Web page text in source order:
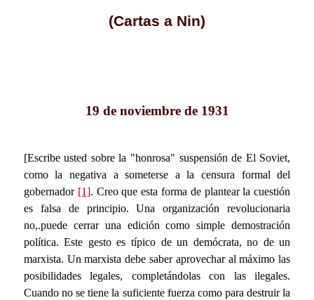
(Cartas a Nin)
19 de noviembre de 1931
[Escribe usted sobre la "honrosa" suspensión de El Soviet,
como la negativa a someterse a la censura formal del
gobernador [1]. Creo que esta forma de plantear la cuestión
es falsa de principio. Una organización revolucionaria
no,.puede cerrar una edición como simple demostración
política. Este gesto es típico de un demócrata, no de un
marxista. Un marxista debe saber aprovechar al máximo las
posibilidades legales, completándolas con las ilegales.
Cuando no se tiene la suficiente fuerza como para destruir la